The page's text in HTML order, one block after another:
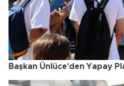
Başkan Ünlüce'den Yapay